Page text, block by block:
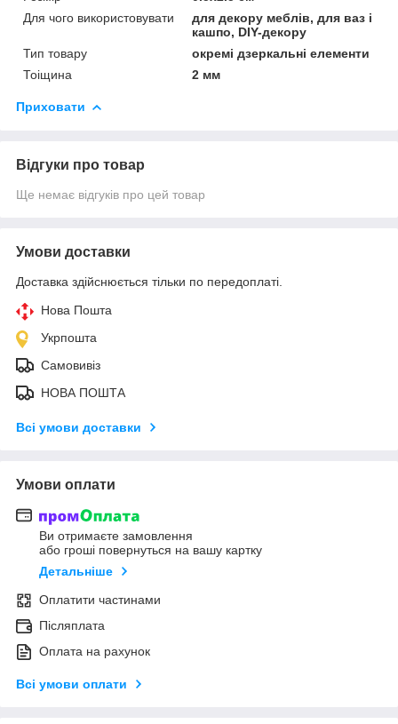
Для чого використовувати
для декору меблів, для ваз і
кашпо, DIY-декору
Тип товару
окремі дзеркальні елементи
Тоіщина
2 мм
Приховати
Відгуки про товар
Ще немає відгуків про цей товар
Умови доставки
Доставка здійснюється тільки по передоплаті.
Нова Пошта
Укрпошта
Самовивіз
НОВА ПОШТА
Всі умови доставки
Умови оплати
Ви отримаєте замовлення
або гроші повернуться на вашу картку
Детальніше
Оплатити частинами
Післяплата
Оплата на рахунок
Всі умови оплати